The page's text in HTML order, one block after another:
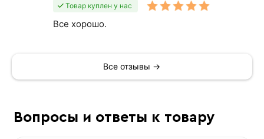
Товар куплен у нас
Все хорошо.
Все отзывы →
Вопросы и ответы к товару